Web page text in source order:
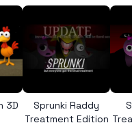
3D
Sprunki Raddy
Treatment Edition